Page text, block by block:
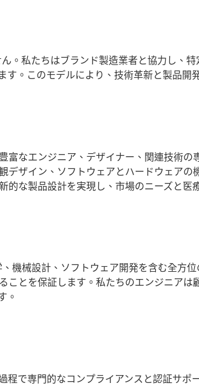
。私たちはブランド製造業者と協力し、特
す。このモデルにより、技術革新と製品開
富なエンジニア、デザイナー、関連技術の
デザイン、ソフトウェアとハードウェアの
的な製品設計を実現し、市場のニーズと医
機械設計、ソフトウェア開発を含む全方位
ことを保証します。私たちのエンジニアは
。
程で専門的なコンプライアンスと認証サポ